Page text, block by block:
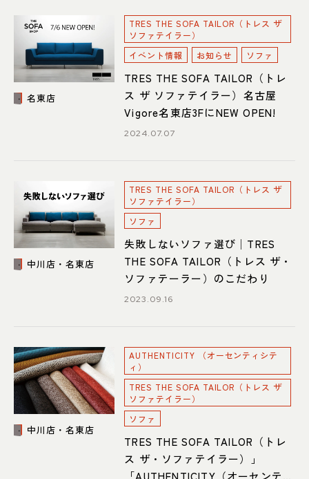
名東店
TRES THE SOFA TAILOR（トレス ザ
ソファテイラー）
イベント情報
お知らせ ソファ
TRES THE SOFA TAILOR（トレ
ス ザ ソファテイラー）名古屋
Vigore名東店3FにNEW OPEN!
2024.07.07
中川店・名東店
TRES THE SOFA TAILOR（トレス ザ
ソファテイラー）
ソファ
失敗しないソファ選び│TRES
THE SOFA TAILOR（トレス ザ・
ソファテーラー）のこだわり
2023.09.16
中川店・名東店
AUTHENTICITY （オーセンティシテ
ィ）
TRES THE SOFA TAILOR（トレス ザ
ソファテイラー）
ソファ
TRES THE SOFA TAILOR（トレ
ス ザ・ソファテイラー）」
「AUTHENTICITY（オーセンティ